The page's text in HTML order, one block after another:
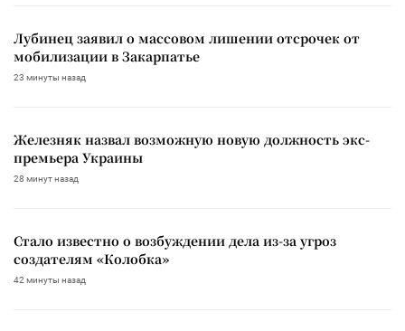
Лубинец заявил о массовом лишении отсрочек от
мобилизации в Закарпатье
23 минуты назад
Железняк назвал возможную новую должность экс-
премьера Украины
28 минут назад
Стало известно о возбуждении дела из-за угроз
создателям «Колобка»
42 минуты назад